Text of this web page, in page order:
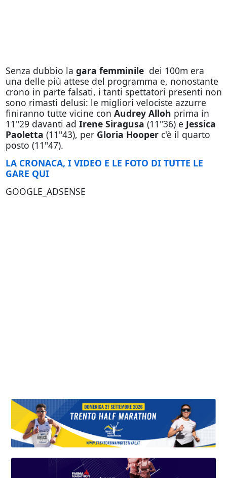
Senza dubbio la gara femminiledei 100m era
una delle più attese del programma e, nonostante
crono in parte falsati, i tanti spettatori presenti non
sono rimasti delusi: le migliori velociste azzurre
finiranno tutte vicine con Audrey Alloh prima in
11"29 davanti ad Irene Siragusa (11"36) e Jessica
Paoletta (11"43), per Gloria Hooperc'è il quarto
posto (11"47).
LA CRONACA, I VIDEO E LE FOTO DI TUTTE LE
GARE QUI
GOOGLE_ADSENSE